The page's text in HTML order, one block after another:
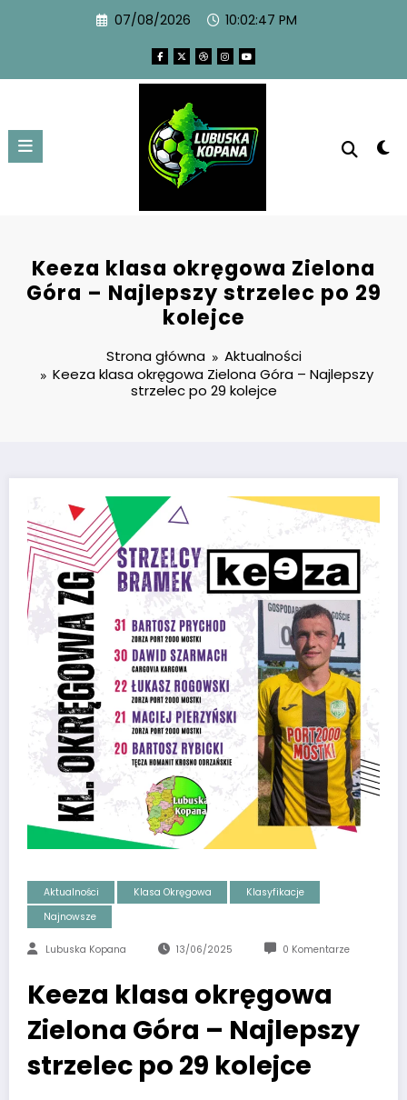
07/08/2026 10:02:48 PM
Keeza klasa okręgowa Zielona
Góra – Najlepszy strzelec po 29
kolejce
Strona główna
Aktualności
Keeza klasa okręgowa Zielona Góra – Najlepszy
strzelec po 29 kolejce
Aktualności Klasa Okręgowa
Klasyfikacje
Najnowsze
Lubuska Kopana 13/06/2025 0 Komentarze
Keeza klasa okręgowa
Zielona Góra – Najlepszy
strzelec po 29 kolejce